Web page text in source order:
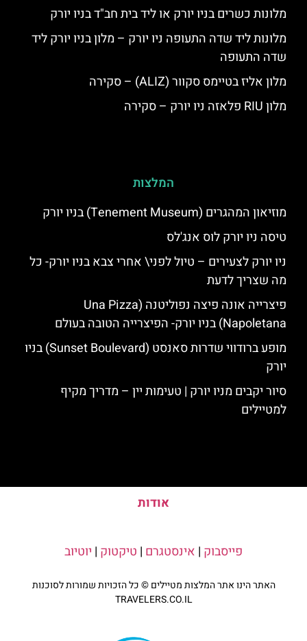
מלונות כשרים בניו יורק או ליד בית חב"ד בניו יורק
מלונות ליד שדה התעופה ניו יורק – מלון בניו יורק ליד
שדה התעופה
מלון אליז בטיימס סקוור (ALIZ) – סקירה
מלון RIU פלאזה ניו יורק – סקירה
המלצות
מוזיאון המהגרים (Tenement Museum) בניו יורק
טיסה ניו יורק לוס אנג'לס
ניו יורק לצעירים – טיול לפני\ אחרי צבא בניו יורק- כל
מה שצריך לדעת
פיצרייה אונה פיצה נפוליטנה (Una Pizza
Napoletana) בניו יורק- הפיצרייה הטובה בעולם
מופע ברודווי שדרות סאנסט (Sunset Boulevard) בניו
יורק
סיור יקבים מניו יורק | טעימות יין – מדריך מקיף
למטיילים
אודות
פייסבוק | אינסטגרם | טיקטוק | יוטיוב
האתר הינו אתר המלצות מטיילים © כל הזכויות שמורות לסוכנות
TRAVELERS.CO.IL